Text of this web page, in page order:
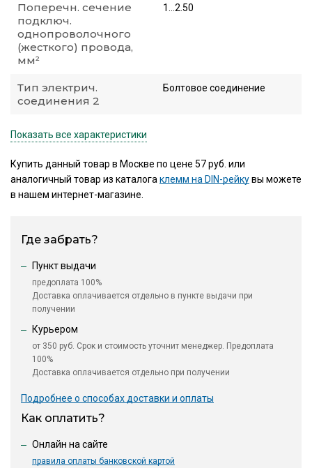
Поперечн. сечение
подключ.
однопроволочного
(жесткого) провода,
мм²
1...2.50
Тип электрич.
соединения 2
Болтовое соединение
Показать все характеристики
Купить данный товар в Москве по цене 57 руб. или
аналогичный товар из каталогаклемм на DIN-рейкувы можете
в нашем интернет-магазине.
Где забрать?
Пункт выдачи
предоплата 100%
Доставка оплачивается отдельно в пункте выдачи при
получении
Курьером
от 350 руб. Срок и стоимость уточнит менеджер. Предоплата
100%
Доставка оплачивается отдельно при получении
Подробнее о способах доставки и оплаты
Как оплатить?
Онлайн на сайте
правила оплаты банковской картой